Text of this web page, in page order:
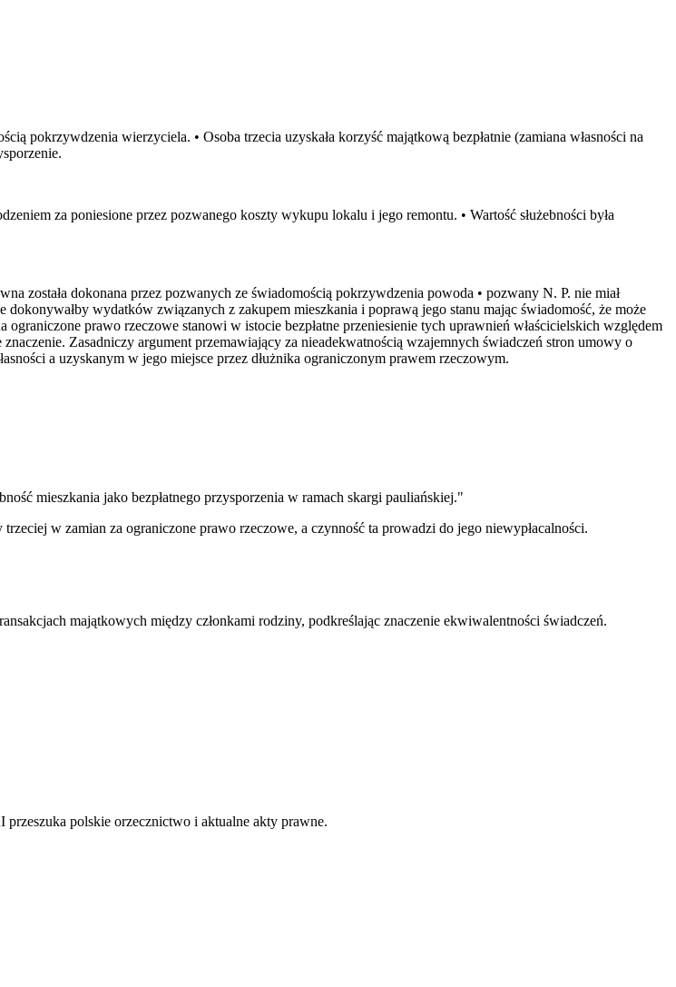
pokrzywdzenia wierzyciela. • Osoba trzecia uzyskała korzyść majątkową bezpłatnie (zamiana własności na
za poniesione przez pozwanego koszty wykupu lokalu i jego remontu. • Wartość służebności była
została dokonana przez pozwanych ze świadomością pokrzywdzenia powoda • pozwany N. P. nie miał
wydatków związanych z zakupem mieszkania i poprawą jego stanu mając świadomość, że może
prawo rzeczowe stanowi w istocie bezpłatne przeniesienie tych uprawnień właścicielskich względem
Zasadniczy argument przemawiający za nieadekwatnością wzajemnych świadczeń stron umowy o
a uzyskanym w jego miejsce przez dłużnika ograniczonym prawem rzeczowym.
mieszkania jako bezpłatnego przysporzenia w ramach skargi pauliańskiej."
w zamian za ograniczone prawo rzeczowe, a czynność ta prowadzi do jego niewypłacalności.
majątkowych między członkami rodziny, podkreślając znaczenie ekwiwalentności świadczeń.
polskie orzecznictwo i aktualne akty prawne.